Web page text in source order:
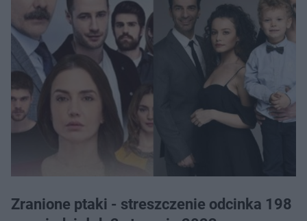
Zranione ptaki - streszczenie odcinka 198